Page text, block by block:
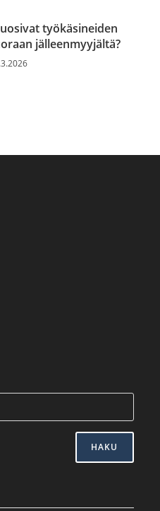
työkäsineiden
jälleenmyyjältä?
HAKU